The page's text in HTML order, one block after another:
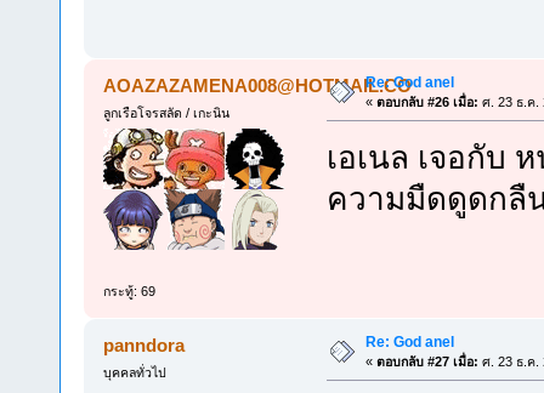
AOAZAZAMENA008@HOTMAIL.CO
ลูกเรือโจรสลัด / เกะนิน
กระทู้: 69
Re: God anel
« ตอบกลับ #26 เมื่อ: ศ. 23 ธ.ค.
เอเนล เจอกับ
ความมืดดูดกลื
panndora
บุคคลทั่วไป
Re: God anel
« ตอบกลับ #27 เมื่อ: ศ. 23 ธ.ค.